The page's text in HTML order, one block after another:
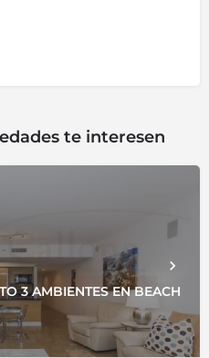
te interesen
3 AMBIENTES EN BEACH